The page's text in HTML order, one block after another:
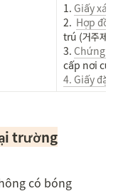
1. Giấy xác
2. Hợp
trú (거주제공
3. Chứng
4. Giấy đặt
trường
có bóng